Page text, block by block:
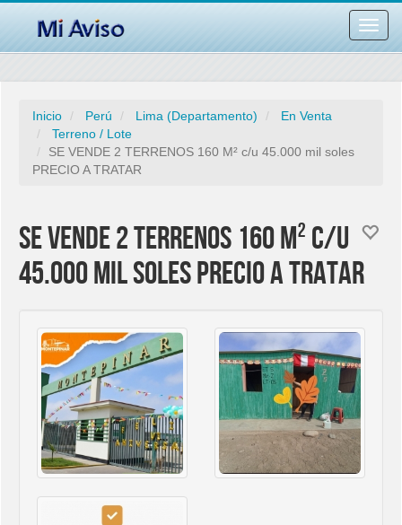
barra
Inicio Perú Lima (Departamento)
En Venta
Terreno / Lote
SE VENDE 2 TERRENOS 160 M² c/u 45.000 mil soles
PRECIO A TRATAR
SE VENDE 2 TERRENOS 160 M² c/u
45.000 mil soles PRECIO A TRATAR